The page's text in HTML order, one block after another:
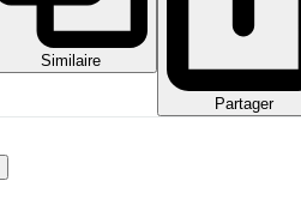
Similaire
Partager